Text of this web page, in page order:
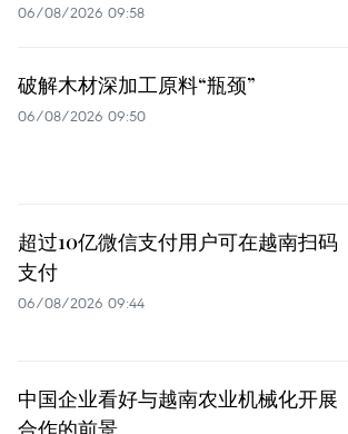
06/08/2026 09:58
破解木材深加工原料“瓶颈”
06/08/2026 09:50
超过10亿微信支付用户可在越南扫码
支付
06/08/2026 09:44
中国企业看好与越南农业机械化开展
合作的前景